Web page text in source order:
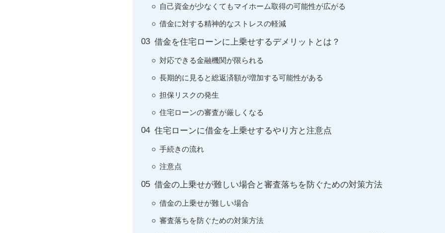
自己資金が少なくてもマイホーム取得の可能性が広がる
借金に対する精神的なストレスの軽減
借金を住宅ローンに上乗せするデメリットとは？
対応できる金融機関が限られる
長期的に見ると総返済額が増加する可能性がある
担保リスクの発生
住宅ローンの審査が厳しくなる
住宅ローンに借金を上乗せするやり方と注意点
手続きの流れ
注意点
借金の上乗せが難しい場合と審査落ちを防ぐための対策方法
借金の上乗せが難しい場合
審査落ちを防ぐための対策方法